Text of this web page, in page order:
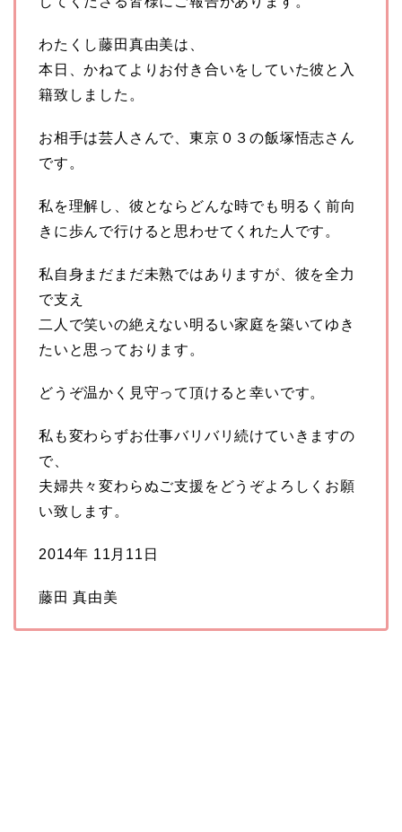
わたくし藤田真由美は、
本日、かねてよりお付き合いをしていた彼と入
籍致しました。
お相手は芸人さんで、東京０３の飯塚悟志さん
です。
私を理解し、彼とならどんな時でも明るく前向
きに歩んで行けると思わせてくれた人です。
私自身まだまだ未熟ではありますが、彼を全力
で支え
二人で笑いの絶えない明るい家庭を築いてゆき
たいと思っております。
どうぞ温かく見守って頂けると幸いです。
私も変わらずお仕事バリバリ続けていきますの
で、
夫婦共々変わらぬご支援をどうぞよろしくお願
い致します。
2014年 11月11日
藤田 真由美